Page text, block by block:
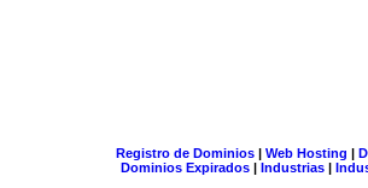
Registro de Dominios| Web Hosting |
Dominios Expirados | Industrias |